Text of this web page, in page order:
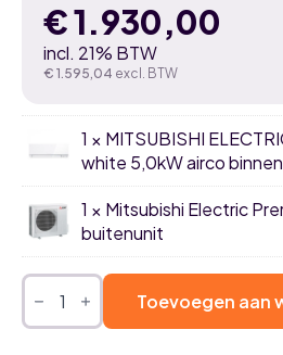
€1.930,00
incl. 21% BTW
€ 1.595,04 excl. BTW
1 × MITSUBISHI
white 5,0kW airco
1 × Mitsubishi Electric
buitenunit
Mitsubishi
Electric
Premium
natural
Toevoegen aan